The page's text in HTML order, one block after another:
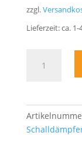
zzgl.
Lieferzeit:ca. 1-